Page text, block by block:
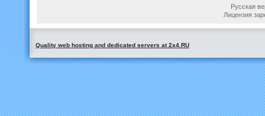
Русская
Лицензия
Quality web hosting and dedicated servers at 2x4.RU